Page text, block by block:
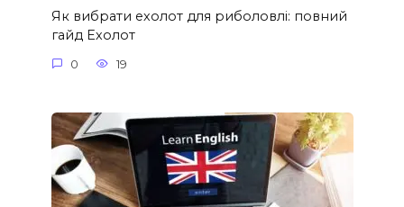
Як вибрати ехолот для риболовлі: повний
гайд Ехолот
0 19